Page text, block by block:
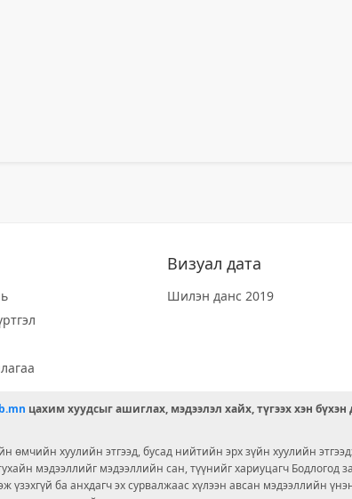
Визуал дата
Шилэн данс 2019
цахим хуудсыг ашиглах, мэдээлэл хайх, түгээх хэн
өмчийн хуулийн этгээд, бусад нийтийн эрх зүйн хуулийн
мэдээллийг мэдээллийн сан, түүнийг хариуцагч
үзэхгүй ба анхдагч эх сурвалжаас хүлээн авсан мэдээллийн